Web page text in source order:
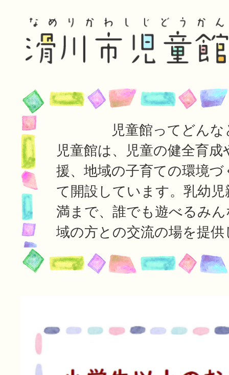
児童館ってどん
児童館は、児童の健全育
援、地域の子育ての環境
て開設しています。乳幼
満まで、誰でも遊べるみ
域の方との交流の場を提